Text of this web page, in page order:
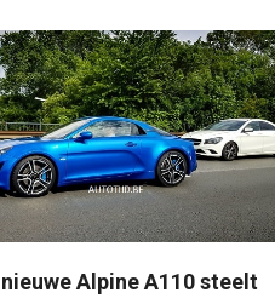
Alpine A110 steelt